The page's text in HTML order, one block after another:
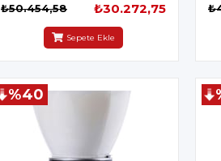
₺30.272,75
₺50.454,58
Sepete Ekle
%40